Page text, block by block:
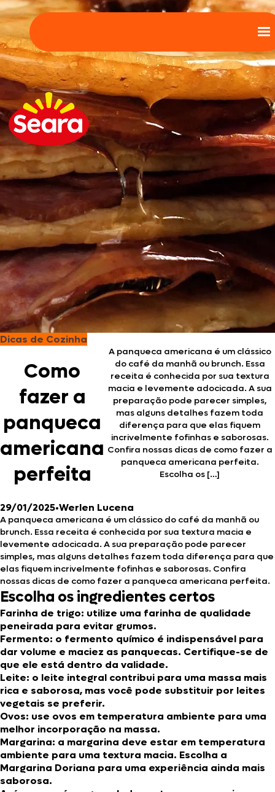
Dicas de Cozinha
Como
fazer a
panqueca
americana
perfeita
A panqueca americana é um clássico
do café da manhã ou brunch. Essa
receita é conhecida por sua textura
macia e levemente adocicada. A sua
preparação pode parecer simples,
mas alguns detalhes fazem toda
diferença para que elas fiquem
incrivelmente fofinhas e saborosas.
Confira nossas dicas de como fazer a
panqueca americana perfeita.
Escolha os […]
29/01/2025•Werlen Lucena
A panqueca americana é um clássico do café da manhã ou
brunch. Essa receita é conhecida por sua textura macia e
levemente adocicada. A sua preparação pode parecer
simples, mas alguns detalhes fazem toda diferença para que
elas fiquem incrivelmente fofinhas e saborosas. Confira
nossas dicas de como fazer a panqueca americana perfeita.
Escolha os ingredientes certos
Farinha de trigo: utilize uma farinha de qualidade
peneirada para evitar grumos.
Fermento: o fermento químico é indispensável para
dar volume e maciez as panquecas. Certifique-se de
que ele está dentro da validade.
Leite: o leite integral contribui para uma massa mais
rica e saborosa, mas você pode substituir por leites
vegetais se preferir.
Ovos: use ovos em temperatura ambiente para uma
melhor incorporação na massa.
Margarina: a margarina deve estar em temperatura
ambiente para uma textura macia. Escolha a
Margarina Doriana para uma experiência ainda mais
saborosa.